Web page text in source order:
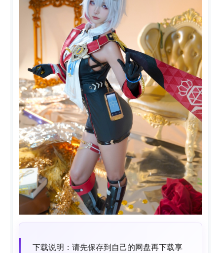
下载说明：请先保存到自己的网盘再下载享